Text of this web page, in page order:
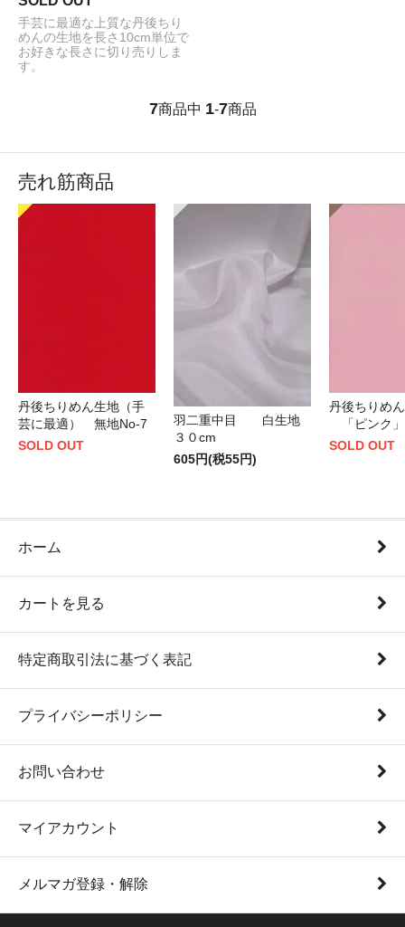
手芸に最適な上質な丹後ちり
めんの生地を長さ10cm単位で
お好きな長さに切り売りしま
す。
7商品中 1-7商品
売れ筋商品
丹後ちりめん生地（手
芸に最適） 無地No-7
SOLD OUT
羽二重中目 白生地
３０cm
605円(税55円)
丹後ちりめ
「ピンク」
SOLD OUT
ホーム
カートを見る
特定商取引法に基づく表記
プライバシーポリシー
お問い合わせ
マイアカウント
メルマガ登録・解除